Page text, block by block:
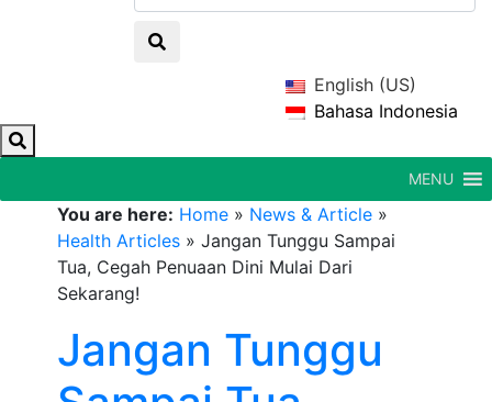
English (US)
Bahasa Indonesia
MENU
You are here: Home » News & Article »
Health Articles »Jangan Tunggu Sampai
Tua, Cegah Penuaan Dini Mulai Dari
Sekarang!
Jangan Tunggu